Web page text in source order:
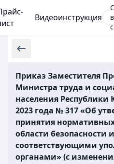
Видеоинструкция
Приказ Заместителя
Министра труда и
населения Республики
2023 года № 317 «Об
принятия
области безопасности
соответствующими
органами» (с